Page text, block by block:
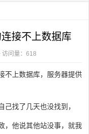
接不上数据库
访问量：618
不上数据库，服务器提供
找了几天也没找到，
，他说其他站没事，就我